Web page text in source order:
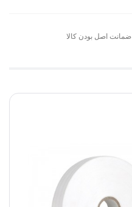
ضمانت اصل بودن کالا